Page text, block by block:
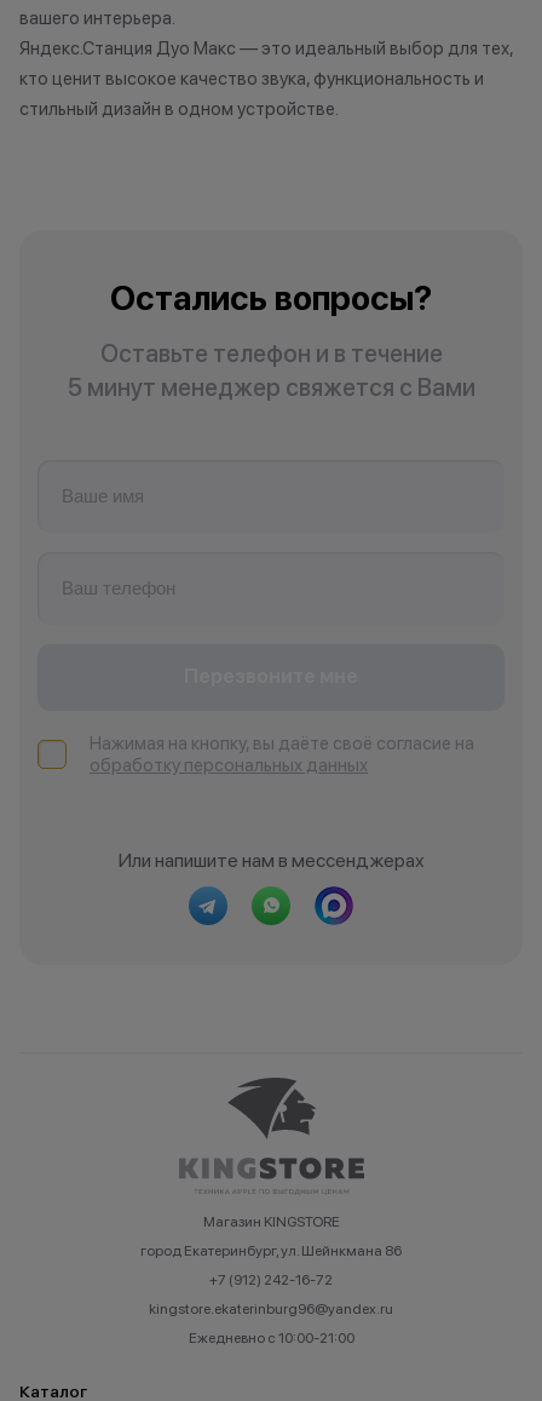
одностороннем порядке.
Остались вопросы?
вашего интерьера.
Яндекс.Станция Дуо Макс — это идеальный выбор для тех,
кто ценит высокое качество звука, функциональность и
стильный дизайн в одном устройстве.
Остались вопросы?
Оставьте телефон и в течение
5 минут менеджер свяжется с Вами
Нажимая на кнопку, вы даёте своё согласие на
обработку персональных данных
Или напишите нам в мессенджерах
Магазин KINGSTORE
город Екатеринбург, ул. Шейнкмана 86
+7 (912) 242-16-72
kingstore.ekaterinburg96@yandex.ru
Ежедневно с 10:00-21:00
Каталог